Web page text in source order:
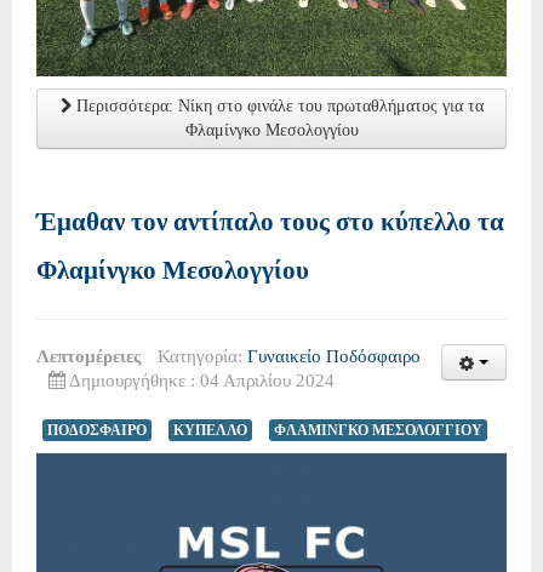
Περισσότερα: Νίκη στο φινάλε του πρωταθλήματος για τα
Φλαμίνγκο Μεσολογγίου
Έμαθαν τον αντίπαλο τους στο κύπελλο τα
Φλαμίνγκο Μεσολογγίου
Λεπτομέρειες Κατηγορία: Γυναικείο Ποδόσφαιρο
Δημιουργήθηκε : 04 Απριλίου 2024
ΠΟΔΟΣΦΑΙΡΟ ΚΥΠΕΛΛΟ ΦΛΑΜΙΝΓΚΟ ΜΕΣΟΛΟΓΓΙΟΥ